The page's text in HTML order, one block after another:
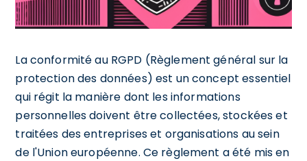
La conformité au RGPD (Règlement général sur la
protection des données) est un concept essentiel
qui régit la manière dont les informations
personnelles doivent être collectées, stockées et
traitées des entreprises et organisations au sein
de l'Union européenne. Ce règlement a été mis en